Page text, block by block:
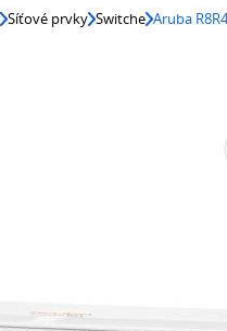
Síťové prvky Switche Aruba